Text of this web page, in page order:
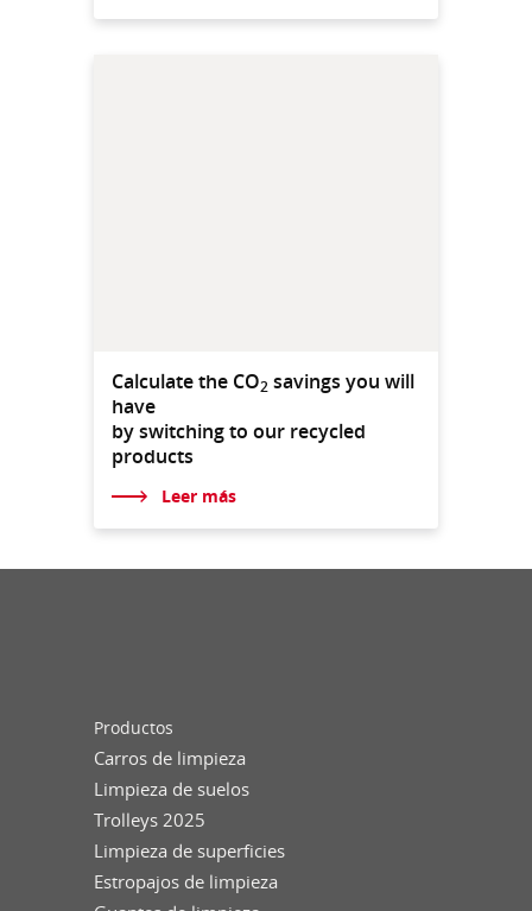
Calculate the CO2 savings you will
have
by switching to our recycled
products
Leer más
Productos
Carros de limpieza
Limpieza de suelos
Trolleys 2025
Limpieza de superficies
Estropajos de limpieza